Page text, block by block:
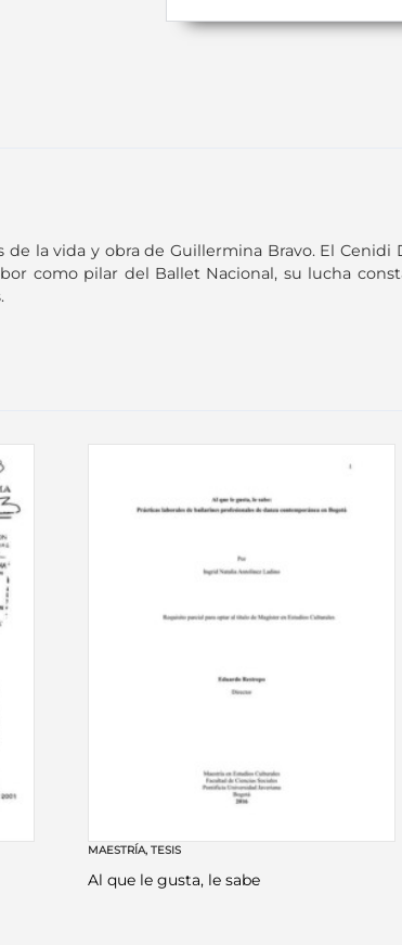
la vida y obra de Guillermina Bravo. El Cenidi
como pilar del Ballet Nacional, su lucha
MAESTRÍA, TESIS
Al que le gusta, le sabe